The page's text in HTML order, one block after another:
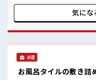
高収入もバッチリ目指せま
たり奇抜でな
≫ 制服があるので、
くおしゃべり！
事に集中♪ 高収
気にな
派遣
お風呂タイルの敷き詰